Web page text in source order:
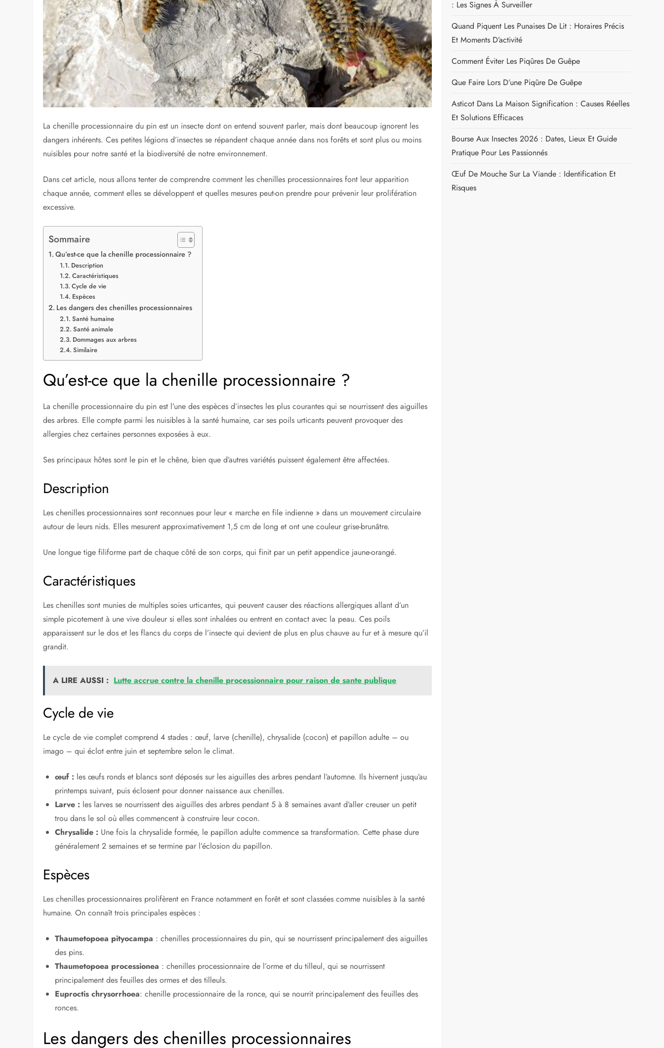
La chenille processionnaire du pin est un insecte dont on entend souvent parler, mais dont beaucoup ignorent les
dangers inhérents. Ces petites légions d’insectes se répandent chaque année dans nos forêts et sont plus ou moins
nuisibles pour notre santé et la biodiversité de notre environnement.
Dans cet article, nous allons tenter de comprendre comment les chenilles processionnaires font leur apparition
chaque année, comment elles se développent et quelles mesures peut-on prendre pour prévenir leur prolifération
excessive.
Sommaire
Qu’est-ce que la chenille processionnaire ?
Description
Caractéristiques
Cycle de vie
Les dangers des chenilles processionnaires
Santé humaine
Dommages aux arbres
Similaire
Qu’est-ce que la chenille processionnaire ?
La chenille processionnaire du pin est l’une des espèces d’insectes les plus courantes qui se nourrissent des aiguilles
allergies chez certaines personnes exposées à eux.
Ses principaux hôtes sont le pin et le chêne, bien que d’autres variétés puissent également être affectées.
Description
autour de leurs nids. Elles mesurent approximativement 1,5 cm de long et ont une couleur grise-brunâtre.
Caractéristiques
Les chenilles sont munies de multiples soies urticantes, qui peuvent causer des réactions allergiques allant d’un
apparaissent sur le dos et les flancs du corps de l’insecte qui devient de plus en plus chauve au fur et à mesure qu’il
grandit.
A LIRE AUSSI : Lutte accrue contre la chenille processionnaire pour raison de sante publique
Le cycle de vie complet comprend 4 stades : œuf, larve (chenille), chrysalide (cocon) et papillon adulte – ou
imago – qui éclot entre juin et septembre selon le climat.
printemps suivant, puis éclosent pour donner naissance aux chenilles.
Larve :les larves se nourrissent des aiguilles des arbres pendant 5 à 8 semaines avant d’aller creuser un petit
trou dans le sol où elles commencent à construire leur cocon.
Chrysalide :Une fois la chrysalide formée, le papillon adulte commence sa transformation. Cette phase dure
généralement 2 semaines et se termine par l’éclosion du papillon.
NOS DERNIÈRES PUBLICATIONS
Punaises De Lit À Paris : Comment Réagir En Cas De
Pourquoi Les Moustiques Piquent : Les Raisons
Biologiques Expliquées
Pourquoi Les Cigales Chantent-Elles ? Tout Savoir Sur
Ce Son Emblématique De L’été
Comment Détecter Une Infestation De Punaises De Lit
: Les Signes À Surveiller
Quand Piquent Les Punaises De Lit : Horaires Précis
Et Moments D’activité